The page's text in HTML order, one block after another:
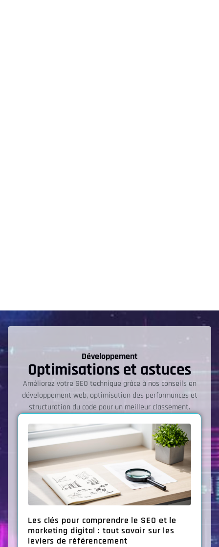
Développement
Optimisations et astuces
Améliorez votre SEO technique grâce à nos conseils en
développement web, optimisation des performances et
structuration du code pour un meilleur classement.
Les clés pour comprendre le SEO et le
marketing digital : tout savoir sur les
leviers de référencement